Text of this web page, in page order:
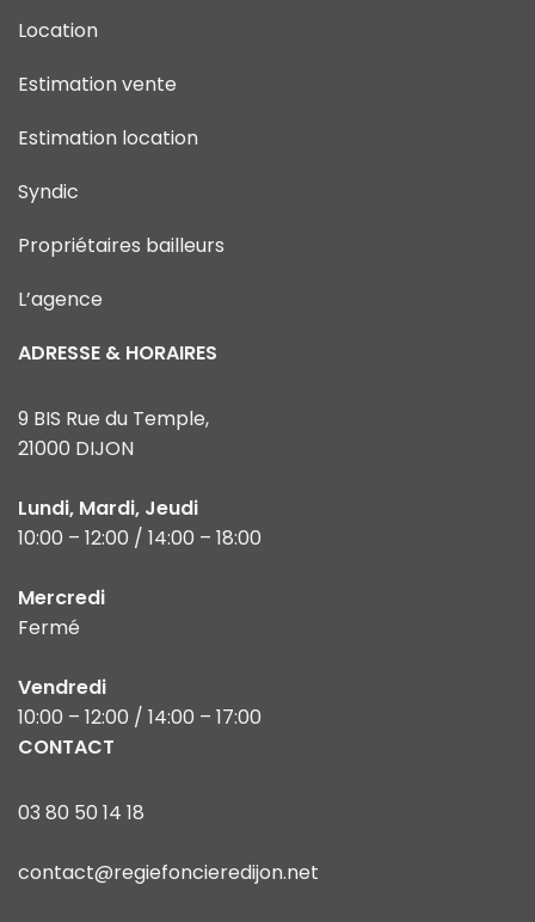
Location
Estimation vente
Estimation location
Syndic
Propriétaires bailleurs
L’agence
ADRESSE & HORAIRES
9 BIS Rue du Temple,
21000 DIJON
Lundi, Mardi, Jeudi
10:00 – 12:00 / 14:00 – 18:00
Mercredi
Fermé
Vendredi
10:00 – 12:00 / 14:00 – 17:00
CONTACT
03 80 50 14 18
contact@regiefoncieredijon.net